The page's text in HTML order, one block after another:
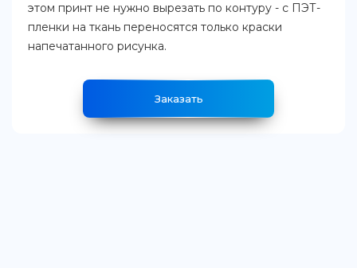
этом принт не нужно вырезать по контуру - с ПЭТ-
пленки на ткань переносятся только краски
напечатанного рисунка.
Заказать